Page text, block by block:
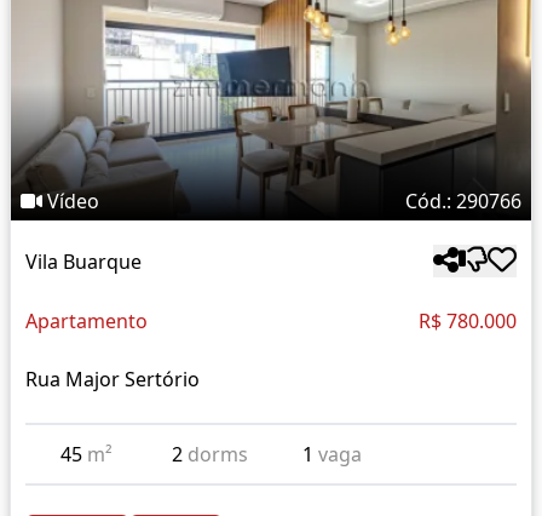
Vídeo Cód.: 290766
Vila Buarque
Apartamento R$ 780.000
Rua Major Sertório
45 m² 2 dorms 1vaga